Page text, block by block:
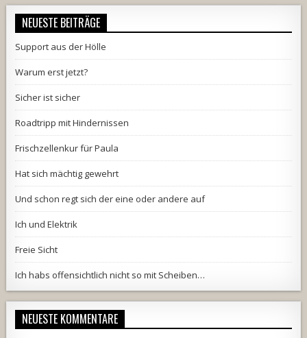
NEUESTE BEITRÄGE
Support aus der Hölle
Warum erst jetzt?
Sicher ist sicher
Roadtripp mit Hindernissen
Frischzellenkur für Paula
Hat sich mächtig gewehrt
Und schon regt sich der eine oder andere auf
Ich und Elektrik
Freie Sicht
Ich habs offensichtlich nicht so mit Scheiben…
NEUESTE KOMMENTARE